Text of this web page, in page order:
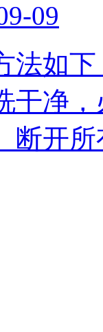
09
法如
干净
断开